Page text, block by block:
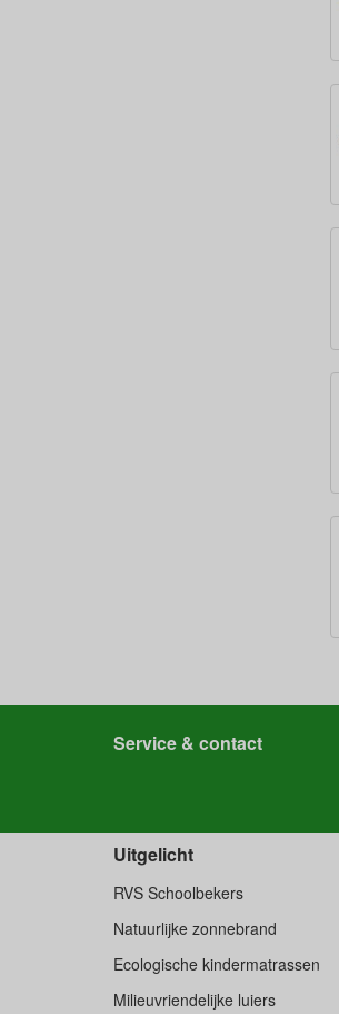
Service & contact
Uitgelicht
RVS Schoolbekers
Natuurlijke zonnebrand
Ecologische kindermatrassen
Milieuvriendelijke luiers